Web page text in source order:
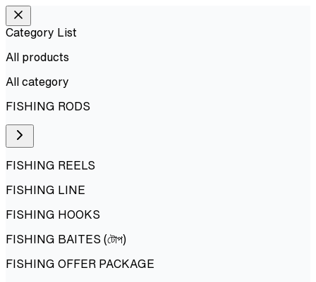
Category List
All products
All category
FISHING RODS
FISHING REELS
FISHING LINE
FISHING HOOKS
FISHING BAITES (টোপ)
FISHING OFFER PACKAGE